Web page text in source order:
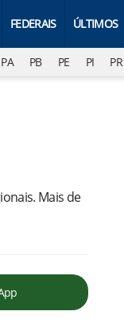
FEDERAIS ÚLTIMOS
PA PB PE PI PR
Mais de